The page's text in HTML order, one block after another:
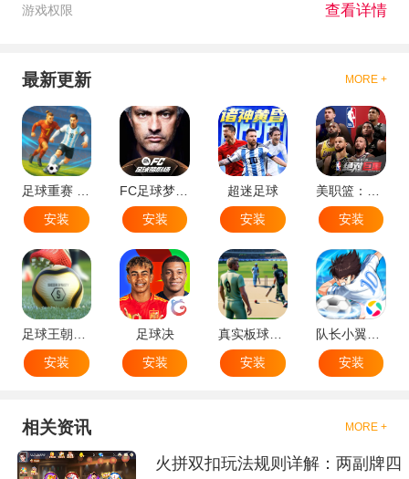
游戏权限 查看详情
最新更新 MORE +
安装
安装
超迷足球
安装
安装
安装
足球决
安装
真实板球：棒球游戏
安装
安装
相关资讯 MORE +
火拼双扣玩法规则详解：两副牌四